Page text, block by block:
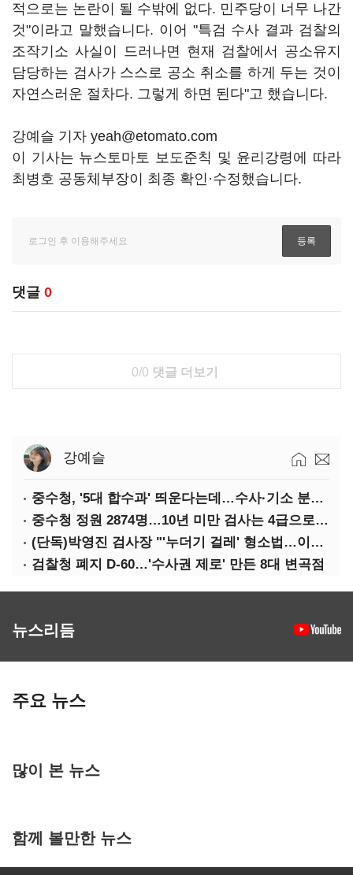
적으로는 논란이 될 수밖에 없다. 민주당이 너무 나간
것"이라고 말했습니다. 이어 "특검 수사 결과 검찰의
조작기소 사실이 드러나면 현재 검찰에서 공소유지
담당하는 검사가 스스로 공소 취소를 하게 두는 것이
자연스러운 절차다. 그렇게 하면 된다"고 했습니다.
강예슬 기자 yeah@etomato.com
이 기사는 뉴스토마토 보도준칙 및 윤리강령에 따라
최병호 공동체부장이 최종 확인·수정했습니다.
댓글 0
0/0 댓글 더보기
강예슬
중수청, '5대 합수과' 띄운다는데…수사·기소 분리로 협력방안 '부재'
중수청 정원 2874명…10년 미만 검사는 4급으로 임용
(단독)박영진 검사장 "'누더기 걸레' 형소법…이재명 대통령 책임져야"
검찰청 폐지 D-60…'수사권 제로' 만든 8대 변곡점
뉴스리듬
주요 뉴스
많이 본 뉴스
함께 볼만한 뉴스